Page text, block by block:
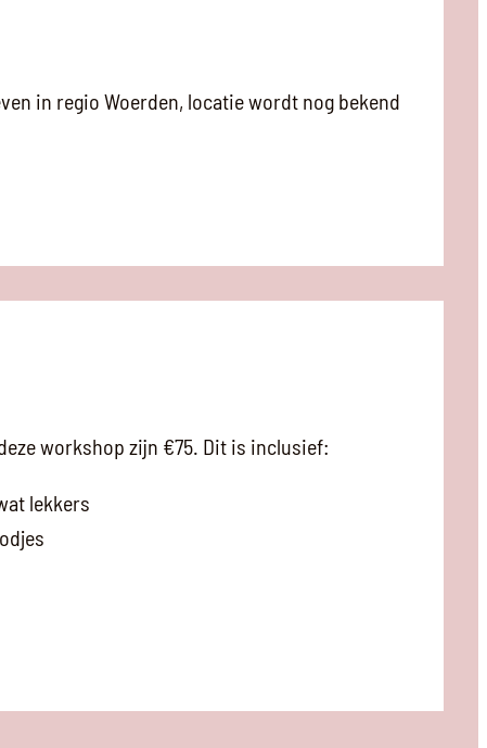
in regio Woerden, locatie wordt nog bekend
workshop zijn €75. Dit is inclusief:
lekkers